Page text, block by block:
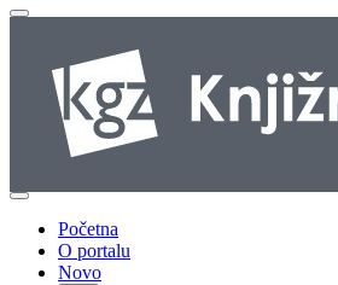
Početna
O portalu
Novo